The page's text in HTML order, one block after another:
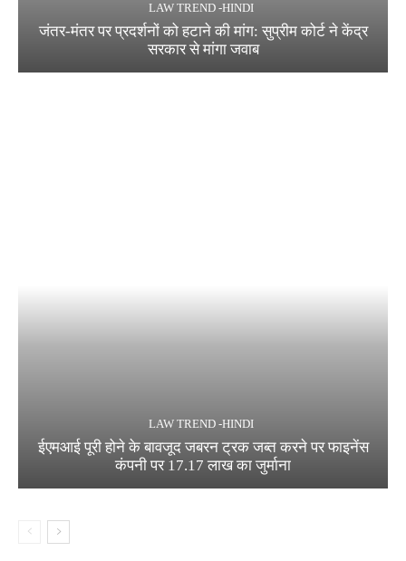
LAW TREND -HINDI
जंतर-मंतर पर प्रदर्शनों को हटाने की मांग: सुप्रीम कोर्ट ने केंद्र
सरकार से मांगा जवाब
LAW TREND -HINDI
ईएमआई पूरी होने के बावजूद जबरन ट्रक जब्त करने पर फाइनेंस
कंपनी पर 17.17 लाख का जुर्माना